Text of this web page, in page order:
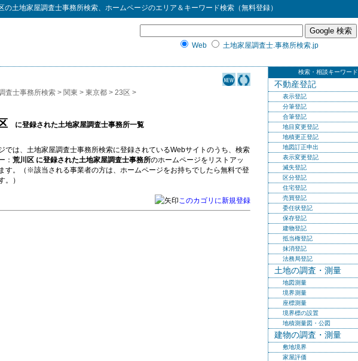
の土地家屋調査士事務所検索、ホームページのエリア＆キーワード検索（無料登録）
Web 土地家屋調査士.事務所検索.jp
査士事務所検索 > 関東 > 東京都 > 23区 >
に登録された土地家屋調査士事務所一覧
では、土地家屋調査士事務所検索に登録されているWebサイトのうち、検索
： 荒川区 に登録された土地家屋調査士事務所のホームページをリストアッ
す。（※該当される事業者の方は、ホームページをお持ちでしたら無料で登
。）
このカゴリに新規登録
検索・相談キーワード
不動産登記
表示登記
分筆登記
合筆登記
地目変更登記
地積更正登記
地図訂正申出
表示変更登記
滅失登記
区分登記
住宅登記
売買登記
委任状登記
保存登記
建物登記
抵当権登記
抹消登記
法務局登記
土地の調査・測量
地図測量
境界測量
座標測量
境界標の設置
地積測量図・公図
建物の調査・測量
敷地境界
家屋評価